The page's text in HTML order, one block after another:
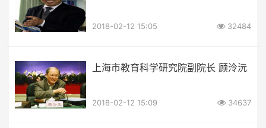
2018-02-12 15:05 32484
上海市教育科学研究院副院长 顾泠沅
2018-02-12 15:09 34637